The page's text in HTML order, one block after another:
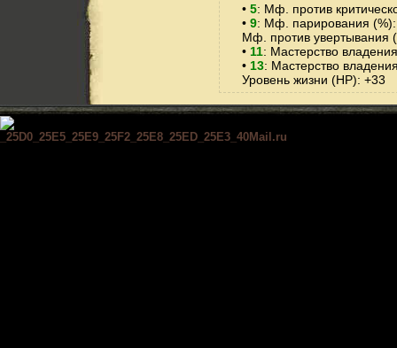
• 5: Мф. против
• 9: Мф. парирования
Мф. против увертывания
• 11: Мастерство
• 13: Мастерство
Уровень жизни (HP): +33